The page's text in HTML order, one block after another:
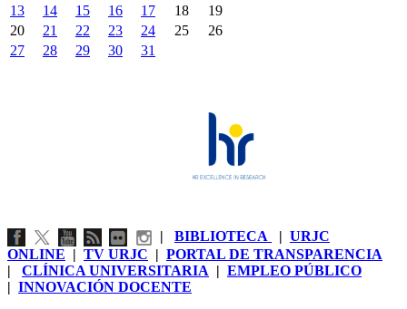
13
14 15 16 17 18
19
20
21 22 23 24 25
26
27
28 29 30 31
| BIBLIOTECA | URJC
ONLINE | TV URJC | PORTAL DE TRANSPARENCIA
| CLÍNICA UNIVERSITARIA | EMPLEO PÚBLICO
| INNOVACIÓN DOCENTE